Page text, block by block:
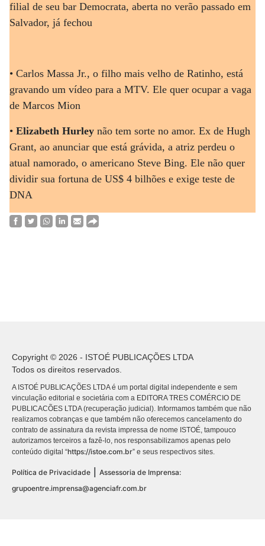
filial de seu bar Democrata, aberta no verão passado em
Salvador, já fechou
• Carlos Massa Jr., o filho mais velho de Ratinho, está
gravando um vídeo para a MTV. Ele quer ocupar a vaga
de Marcos Mion
• Elizabeth Hurley não tem sorte no amor. Ex de Hugh
Grant, ao anunciar que está grávida, a atriz perdeu o
atual namorado, o americano Steve Bing. Ele não quer
dividir sua fortuna de US$ 4 bilhões e exige teste de
DNA
Copyright © 2026 - ISTOÉ PUBLICAÇÕES LTDA
Todos os direitos reservados.
A ISTOÉ PUBLICAÇÕES LTDA é um portal digital independente e sem
vinculação editorial e societária com a EDITORA TRES COMÉRCIO DE
PUBLICACÕES LTDA (recuperação judicial). Informamos também que não
realizamos cobranças e que também não oferecemos cancelamento do
contrato de assinatura da revista impressa de nome ISTOÉ, tampouco
autorizamos terceiros a fazê-lo, nos responsabilizamos apenas pelo
conteúdo digital “https://istoe.com.br” e seus respectivos sites.
Política de Privacidade
Assessoria de Imprensa:
grupoentre.imprensa@agenciafr.com.br